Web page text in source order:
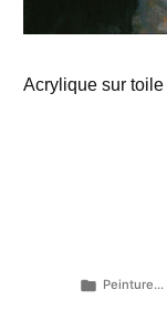
Acrylique sur
Publié
Peinture...